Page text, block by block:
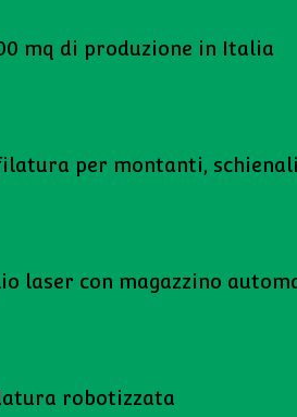
mq di produzione in Italia
per montanti,
laser con magazzino
robotizzata